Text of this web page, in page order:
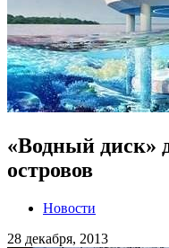
«Водный диск»
островов
Новости
28 декабря, 2013